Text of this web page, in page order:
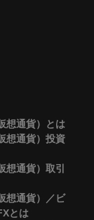
想通貨）とは
想通貨）投資
想通貨）取引
想通貨）／ビ
とは